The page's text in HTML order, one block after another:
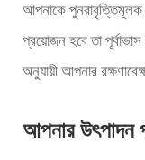
আপনাকে পুনরাবৃত্তিমূলক
প্রয়োজন হবে তা
অনুযায়ী আপনার
আপনার উৎপাদন